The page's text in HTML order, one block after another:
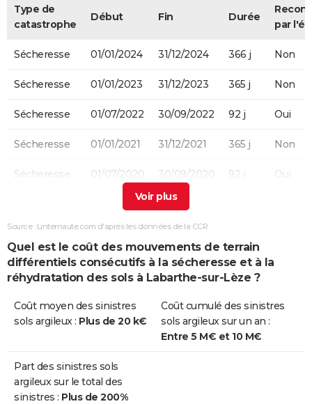
Type de
catastrophe
Début Fin Durée
par
Sécheresse 01/01/2024 31/12/2024 366 j Non
Sécheresse 01/01/2023 31/12/2023 365 j Non
Sécheresse 01/07/2022 30/09/2022 92 j Oui
Sécheresse 01/01/2021 31/12/2021 365 j Non
Sécheresse 01/07/2020 30/09/2020 92 j Oui
01/04/2018
Sécheresse 01/04/2017 31/12/2017 275 j
Sécheresse 01/04/2015 30/09/2015 183 j
Sécheresse 01/05/2009
Source : Linternaute.com d'après les données de la CCR
Quel est le coût des mouvements de terrain
différentiels consécutifs à la sécheresse et à la
réhydratation des sols à Labarthe-sur-Lèze ?
Coût moyen des sinistres
sols argileux : Plus de 20 k€
Coût cumulé des sinistres
sols argileux sur un an :
Entre 5 M€ et 10 M€
Part des sinistres sols
argileux sur le total des
sinistres : Plus de 200%